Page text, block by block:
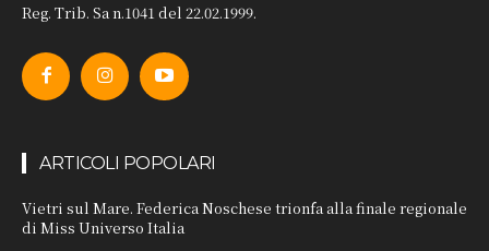
Reg. Trib. Sa n.1041 del 22.02.1999.
ARTICOLI POPOLARI
Vietri sul Mare. Federica Noschese trionfa alla finale regionale
di Miss Universo Italia